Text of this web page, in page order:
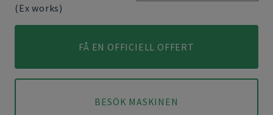
(Ex works)
FÅ EN OFFICIELL OFFERT
BESÖK MASKINEN